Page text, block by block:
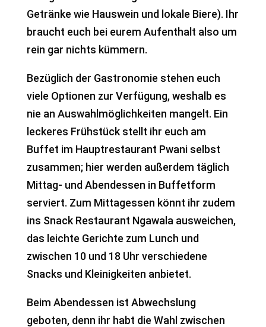
Getränke wie Hauswein und lokale Biere). Ihr
braucht euch bei eurem Aufenthalt also um
rein gar nichts kümmern.
Bezüglich der Gastronomie stehen euch
viele Optionen zur Verfügung, weshalb es
nie an Auswahlmöglichkeiten mangelt. Ein
leckeres Frühstück stellt ihr euch am
Buffet im Hauptrestaurant Pwani selbst
zusammen; hier werden außerdem täglich
Mittag- und Abendessen in Buffetform
serviert. Zum Mittagessen könnt ihr zudem
ins Snack Restaurant Ngawala ausweichen,
das leichte Gerichte zum Lunch und
zwischen 10 und 18 Uhr verschiedene
Snacks und Kleinigkeiten anbietet.
Beim Abendessen ist Abwechslung
geboten, denn ihr habt die Wahl zwischen